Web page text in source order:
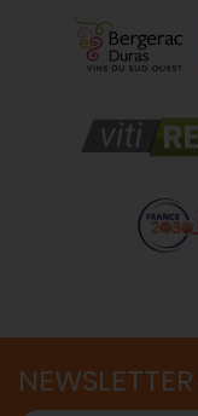
NEWSLETTER